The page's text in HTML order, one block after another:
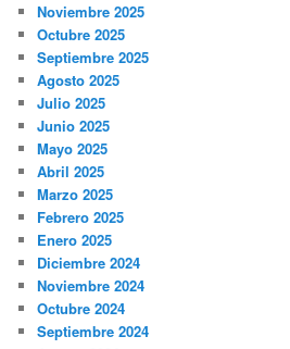
Noviembre 2025
Octubre 2025
Septiembre 2025
Agosto 2025
Julio 2025
Junio 2025
Mayo 2025
Abril 2025
Marzo 2025
Febrero 2025
Enero 2025
Diciembre 2024
Noviembre 2024
Octubre 2024
Septiembre 2024